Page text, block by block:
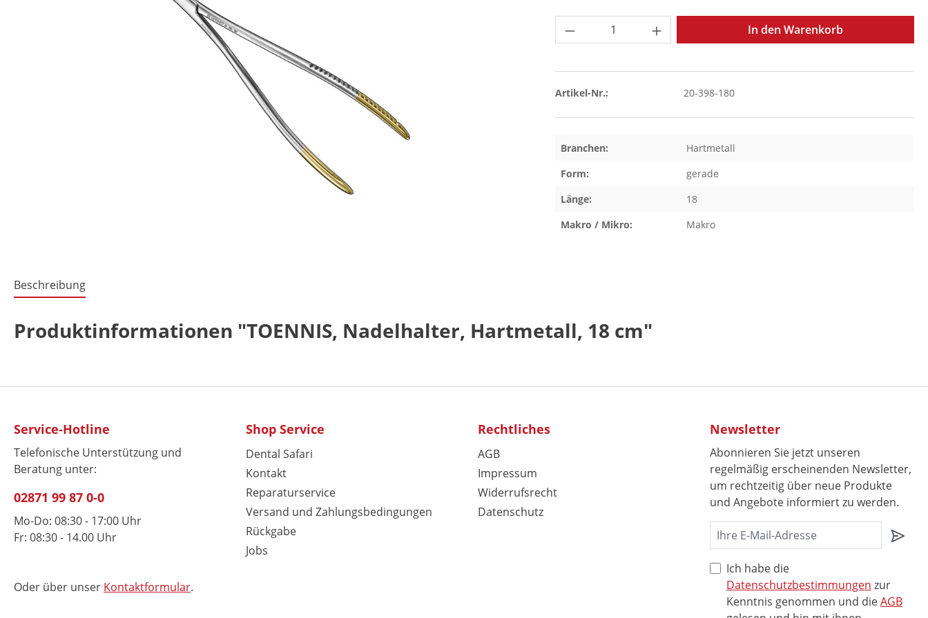
Produkt Anzahl: Gib den gewünschten Wert
In den Warenkorb
Artikel-Nr.: 20-398-180
Branchen:
Hartmetall
Form:
gerade
Länge:
18
Makro / Mikro:
Makro
Beschreibung
Produktinformationen "TOENNIS, Nadelhalter, Hartmetall, 18 cm"
Service-Hotline
Telefonische Unterstützung und
Beratung unter:
02871 99 87 0-0
Mo-Do: 08:30 - 17:00 Uhr
Fr: 08:30 - 14.00 Uhr
Oder über unser Kontaktformular.
Shop Service
Dental Safari
Kontakt
Reparaturservice
Versand und Zahlungsbedingungen
Rückgabe
Jobs
Rechtliches
AGB
Impressum
Widerrufsrecht
Datenschutz
Newsletter
Abonnieren Sie jetzt unseren
regelmäßig erscheinenden Newsletter,
um rechtzeitig über neue Produkte
und Angebote informiert zu werden.
Ich habe die
Datenschutzbestimmungen zur
Kenntnis genommen und dieAGB